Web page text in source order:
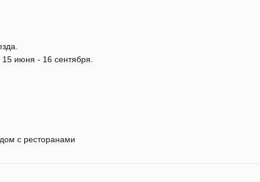
июня - 16 сентября.
с ресторанами